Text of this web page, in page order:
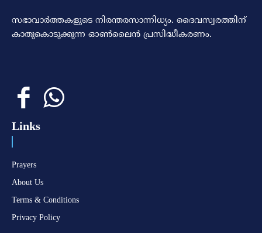
സഭാവാര്‍ത്തകളുടെ നിരന്തരസാന്നിധ്യം. ദൈവസ്വരത്തിന്‌
കാതുകൊടുക്കുന്ന ഓണ്‍ലൈന്‍ പ്രസിദ്ധീകരണം.
Links
Prayers
About Us
Terms & Conditions
Privacy Policy